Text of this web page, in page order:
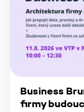
Business
firmy